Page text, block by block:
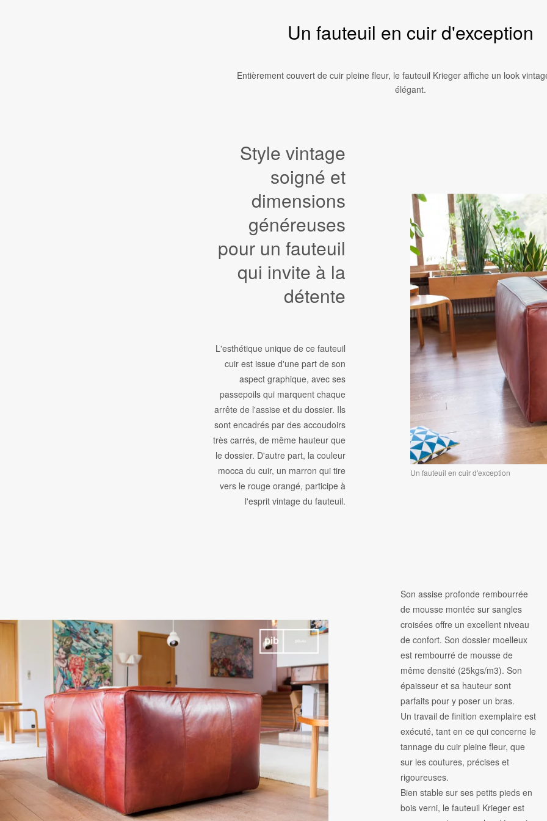
Un fauteuil en cuir d'exception
Entièrement couvert de cuir pleine fleur, le fauteuil Krieger affiche un look
élégant.
Un fauteuil en cuir d'exception
Style vintage
soigné et
dimensions
généreuses
pour un fauteuil
qui invite à la
détente
L'esthétique unique de ce fauteuil
cuir est issue d'une part de son
aspect graphique, avec ses
passepoils qui marquent chaque
arrête de l'assise et du dossier. Ils
sont encadrés par des accoudoirs
très carrés, de même hauteur que
le dossier. D'autre part, la couleur
mocca du cuir, un marron qui tire
vers le rouge orangé, participe à
l'esprit vintage du fauteuil.
Son assise profonde rembourrée
de mousse montée sur sangles
croisées offre un excellent niveau
de confort. Son dossier moelleux
est rembourré de mousse de
même densité (25kgs/m3). Son
épaisseur et sa hauteur sont
parfaits pour y poser un bras.
Un travail de finition exemplaire est
exécuté, tant en ce qui concerne le
tannage du cuir pleine fleur, que
sur les coutures, précises et
rigoureuses.
Bien stable sur ses petits pieds en
bois verni, le fauteuil Krieger est